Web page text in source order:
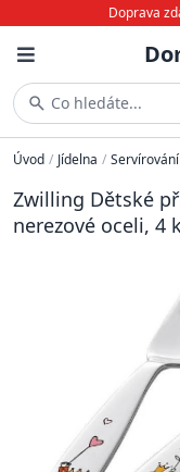
Doprava
Co hledáte...
Úvod / Jídelna / Servírování
Zwilling Dětské
nerezové oceli, 4